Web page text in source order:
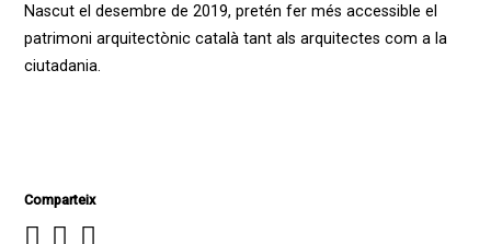
Nascut el desembre de 2019, pretén fer més accessible el
patrimoni arquitectònic català tant als arquitectes com a la
ciutadania.
Comparteix